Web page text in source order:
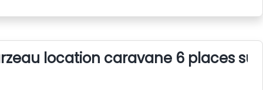
location caravane 6 places